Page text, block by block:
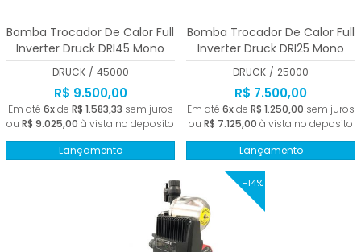
Bomba Trocador De Calor Full
Inverter Druck DRI45 Mono
220V Branco Wi-fi 45000
BTUs
DRUCK / 45000
R$ 9.500,00
Em até 6xde R$ 1.583,33 sem juros
ou R$ 9.025,00 à vista no deposito
Lançamento
Bomba Trocador De Calor Full
Inverter Druck DRI25 Mono
220V Branco Wi-fi 25000 BTUs
DRUCK / 25000
R$ 7.500,00
Em até 6xde R$ 1.250,00 sem juros
ou R$ 7.125,00 à vista no deposito
Lançamento
-14%